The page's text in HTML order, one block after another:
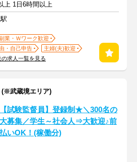
上 1日6時間以上
業・Ｗワーク歓迎
・自己申告
主婦(夫)歓迎
求人一覧を見る
武蔵境エリア)
【試験監督員】登録制★＼300名の
大募集／学生～社会人⇒大歓迎♪前
払いOK！(稼働分)